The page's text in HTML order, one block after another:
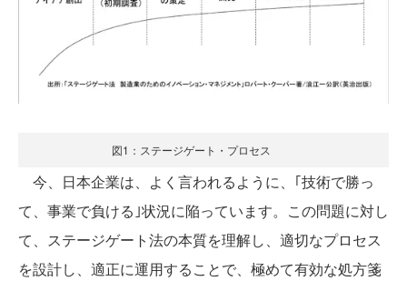
図1：ステージゲート・プロセス
今、日本企業は、よく言われるように、｢技術で勝っ
て、事業で負ける｣状況に陥っています。この問題に対し
て、ステージゲート法の本質を理解し、適切なプロセス
を設計し、適正に運用することで、極めて有効な処方箋